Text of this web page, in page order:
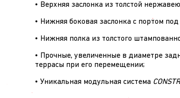
• Верхняя заслонка из толстой
• Нижняя боковая заслонка с портом
• Нижняя полка из толстого
• Прочные, увеличенные в диаметре
террасы при его перемещении;
• Уникальная модульная система